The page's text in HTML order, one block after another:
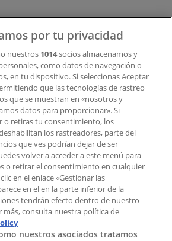
y de marketing
en el mapa
problema en la web o en la
por tu privacidad
nuestros 1014socios almacenamos y
como datos de navegación o
en tu dispositivo. Si seleccionas Aceptar
que las tecnologías de rastreo
que se muestran en «nosotros y
datos para proporcionar». Si
o retiras tu consentimiento, los
los rastreadores, parte del
que ves podrían dejar de ser
volver a acceder a este menú para
o retirar el consentimiento en cualquier
en el enlace «Gestionar las
en el en la parte inferior de la
tendrán efecto dentro de nuestro
más, consulta nuestra política de
nuestros asociados tratamos